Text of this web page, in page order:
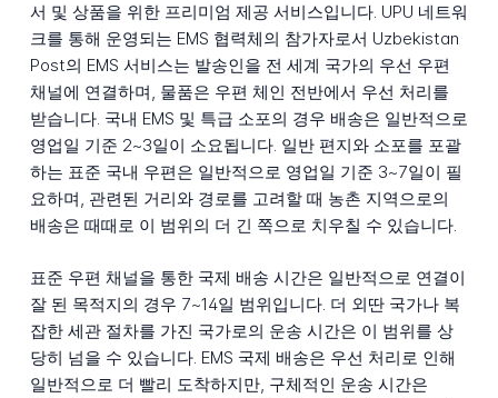
서 및 상품을 위한 프리미엄 제공 서비스입니다. UPU 네트워
크를 통해 운영되는 EMS 협력체의 참가자로서 Uzbekistan
Post의 EMS 서비스는 발송인을 전 세계 국가의 우선 우편
채널에 연결하며, 물품은 우편 체인 전반에서 우선 처리를
받습니다. 국내 EMS 및 특급 소포의 경우 배송은 일반적으로
영업일 기준 2~3일이 소요됩니다. 일반 편지와 소포를 포괄
하는 표준 국내 우편은 일반적으로 영업일 기준 3~7일이 필
요하며, 관련된 거리와 경로를 고려할 때 농촌 지역으로의
배송은 때때로 이 범위의 더 긴 쪽으로 치우칠 수 있습니다.
표준 우편 채널을 통한 국제 배송 시간은 일반적으로 연결이
잘 된 목적지의 경우 7~14일 범위입니다. 더 외딴 국가나 복
잡한 세관 절차를 가진 국가로의 운송 시간은 이 범위를 상
당히 넘을 수 있습니다. EMS 국제 배송은 우선 처리로 인해
일반적으로 더 빨리 도착하지만, 구체적인 운송 시간은